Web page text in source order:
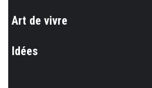
Art de vivre
Idées